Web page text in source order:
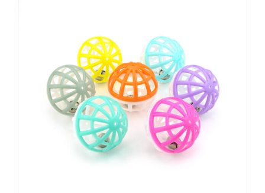
Magyar
العربية